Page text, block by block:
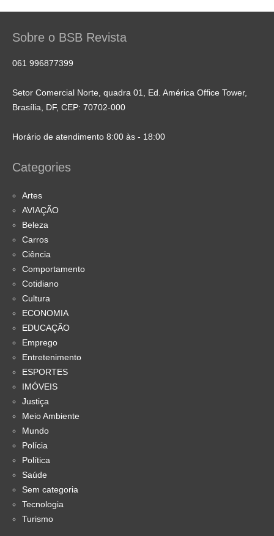
Sobre o BSB Revista
061 996877399
Setor Comercial Norte, quadra 01, Ed. América Office Tower,
Brasília, DF, CEP: 70702-000
Horário de atendimento 8:00 às - 18:00
Categories
Artes
AVIAÇÃO
Beleza
Carros
Ciência
Comportamento
Cotidiano
Cultura
ECONOMIA
EDUCAÇÃO
Emprego
Entretenimento
ESPORTES
IMÓVEIS
Justiça
Meio Ambiente
Mundo
Polícia
Política
Saúde
Sem categoria
Tecnologia
Turismo